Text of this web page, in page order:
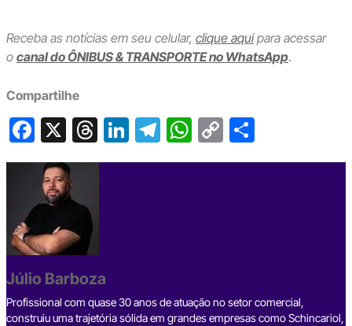
Receba as notícias em seu celular, clique aquipara acessar
o canal do ÔNIBUS & TRANSPORTE no WhatsApp.
Compartilhe
F
a
c
e
b
o
o
k
X T
hr
s
Li
n
T
el
W
h
C
o
S
h
Júlio Barboza
Profissional com quase 30 anos de atuação no setor comercial,
construiu uma trajetória sólida em grandes empresas como Schincariol,